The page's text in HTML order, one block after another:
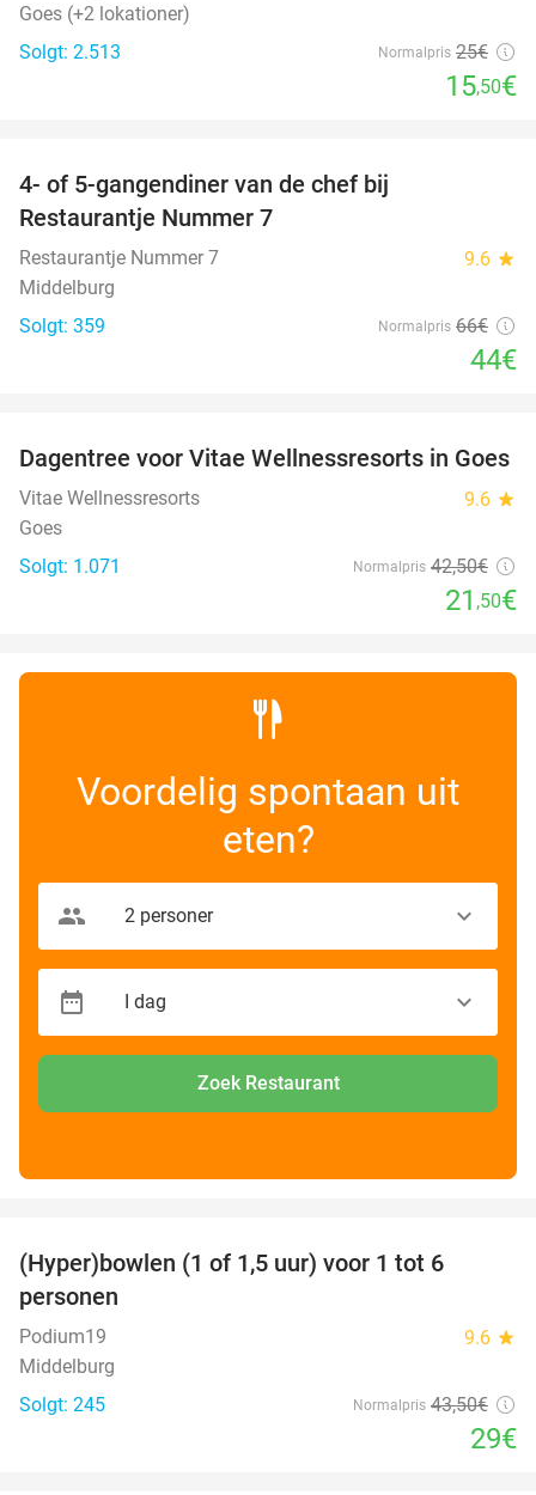
Goes (+2 lokationer)
Solgt: 2.513
Normalpris 25€
15,50€
4- of 5-gangendiner van de chef bij
Restaurantje Nummer 7
Restaurantje Nummer 7 9.6 star
Middelburg
Solgt: 359
Normalpris 66€
44€
49%
Dagentree voor Vitae Wellnessresorts in Goes
Vitae Wellnessresorts 9.6 star
Goes
Solgt: 1.071
Normalpris 42,50€
21 ,50€
Voordelig spontaan uit
eten?
Zoek Restaurant
(Hyper)bowlen (1 of 1,5 uur) voor 1 tot 6
personen
Podium19 9.6 star
Middelburg
Solgt: 245
Normalpris 43,50€
29€